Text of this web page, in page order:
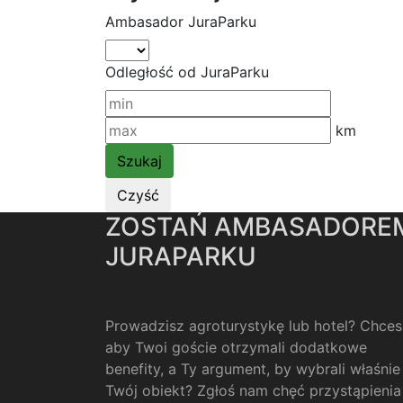
Ambasador JuraParku
Odległość od JuraParku
km
ZOSTAŃ
JURAPARKU
Prowadzisz agroturystykę lub hotel?
aby Twoi goście otrzymali dodatkowe
benefity, a Ty argument, by wybrali właśnie
Twój obiekt? Zgłoś nam chęć przystąpienia